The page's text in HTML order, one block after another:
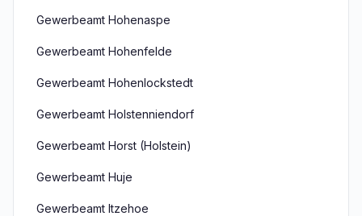
Gewerbeamt Hohenaspe
Gewerbeamt Hohenfelde
Gewerbeamt Hohenlockstedt
Gewerbeamt Holstenniendorf
Gewerbeamt Horst (Holstein)
Gewerbeamt Huje
Gewerbeamt Itzehoe